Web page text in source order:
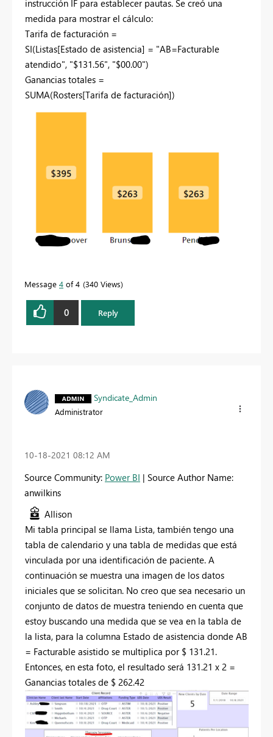
instrucción IF para establecer pautas. Se creó una
medida para mostrar el cálculo:
Tarifa de facturación =
SI(Listas[Estado de asistencia] = "AB=Facturable
atendido", "$131.56", "$00.00")
Ganancias totales =
SUMA(Rosters[Tarifa de facturación])
Message 4 of 4 340 Views
0 Reply
Syndicate_Admin
Administrator
‎10-18-2021 08:12 AM
Source Community: Power BI | Source Author Name:
anwilkins
Allison
Mi tabla principal se llama Lista, también tengo una
tabla de calendario y una tabla de medidas que está
vinculada por una identificación de paciente. A
continuación se muestra una imagen de los datos
iniciales que se solicitan. No creo que sea necesario un
conjunto de datos de muestra teniendo en cuenta que
estoy buscando una medida que se vea en la tabla de
la lista, para la columna Estado de asistencia donde AB
= Facturable asistido se multiplica por $ 131.21.
Entonces, en esta foto, el resultado será 131.21 x 2 =
Ganancias totales de $ 262.42